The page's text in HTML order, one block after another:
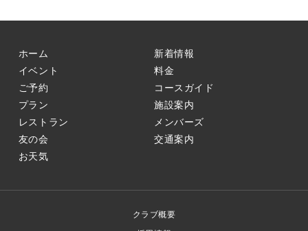
ホーム
新着情報
イベント
料金
ご予約
コースガイド
プラン
施設案内
レストラン
メンバーズ
友の会
交通案内
お天気
クラブ概要